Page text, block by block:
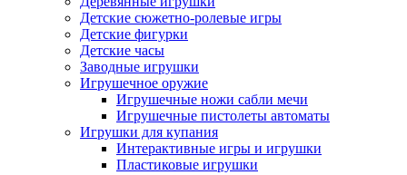
Детские сюжетно-ролевые игры
Детские фигурки
Детские часы
Заводные игрушки
Игрушечное оружие
Игрушечные ножи сабли мечи
Игрушечные пистолеты автоматы
Игрушки для купания
Интерактивные игры и игрушки
Пластиковые игрушки